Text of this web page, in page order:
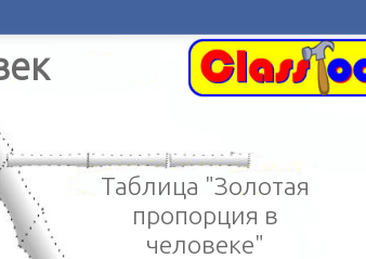
Таблица "Золотая
пропорция в
человеке"